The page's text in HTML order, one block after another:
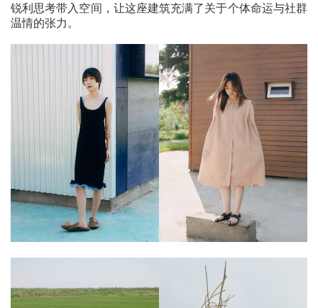
锐利思考带入空间，让这座建筑充满了关于个体命运与社群
温情的张力。